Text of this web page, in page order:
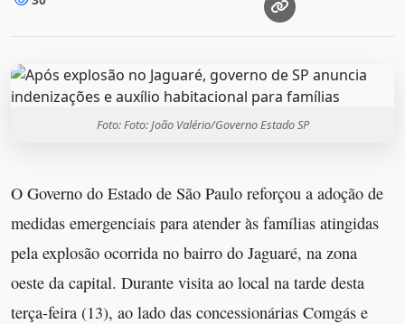
Foto: Foto: João Valério/Governo Estado SP
O Governo do Estado de São Paulo reforçou a adoção de
medidas emergenciais para atender às famílias atingidas
pela explosão ocorrida no bairro do Jaguaré, na zona
oeste da capital. Durante visita ao local na tarde desta
terça-feira (13), ao lado das concessionárias Comgás e